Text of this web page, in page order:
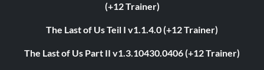
(+12 Trainer)
The Last of Us Teil I v1.1.4.0 (+12 Trainer)
The Last of Us Part II v1.3.10430.0406 (+12 Trainer)